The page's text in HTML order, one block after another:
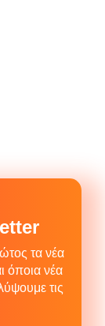
τα νέα
όποια νέα
τις